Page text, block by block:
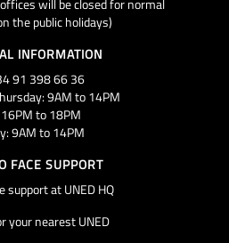
will be closed for normal
the public holidays)
INFORMATION
91 398 66 36
9AM to 14PM
to 18PM
9AM to 14PM
FACE SUPPORT
support at UNED HQ
your nearest UNED